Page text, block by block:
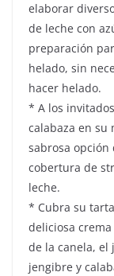
elaborar
de leche con
preparación
helado, sin
hacer helado.
* A los
calabaza en su
sabrosa opción
cobertura de
leche.
* Cubra su
deliciosa
de la canela, el
jengibre y